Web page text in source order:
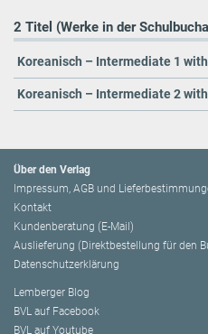
2 Titel (Werke in der
Koreanisch – Intermediate 1
Koreanisch – Intermediate 2
Über den Verlag
Impressum, AGB und
Kontakt
Kundenberatung (E-Mail)
Auslieferung (Direktbestellung für den
Datenschutzerklärung
Lemberger Blog
BVL auf Facebook
BVL auf Youtube